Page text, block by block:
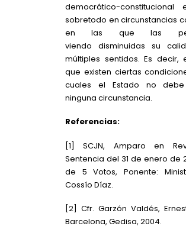
democrático-
sobretodo en circunstancias
en las que las
viendo disminuidas su
múltiples sentidos. Es decir,
que existen ciertas
cuales el Estado no
ninguna circunstancia.
Referencias:
[1] SCJN, Amparo en
Sentencia del 31 de enero de
de 5 Votos, Ponente:
Cossío Díaz.
[2] Cfr. Garzón Valdés,
Barcelona, Gedisa, 2004.